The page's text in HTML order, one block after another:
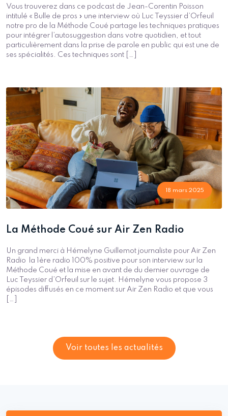
Vous trouverez dans ce podcast de Jean-Corentin Poisson
intitulé « Bulle de pros » une interview où Luc Teyssier d’Orfeuil
notre pro de la Méthode Coué partage les techniques pratiques
pour intégrer l’autosuggestion dans votre quotidien, et tout
particulièrement dans la prise de parole en public qui est une de
ses spécialités. Ces techniques sont […]
18 mars 2025
La Méthode Coué sur Air Zen Radio
Un grand merci à Hémelyne Guillemot journaliste pour Air Zen
Radio la 1ère radio 100% positive pour son interview sur la
Méthode Coué et la mise en avant de du dernier ouvrage de
Luc Teyssier d’Orfeuil sur le sujet. Hémelyne vous propose 3
épisodes diffusés en ce moment sur Air Zen Radio et que vous
[…]
Voir toutes les actualités